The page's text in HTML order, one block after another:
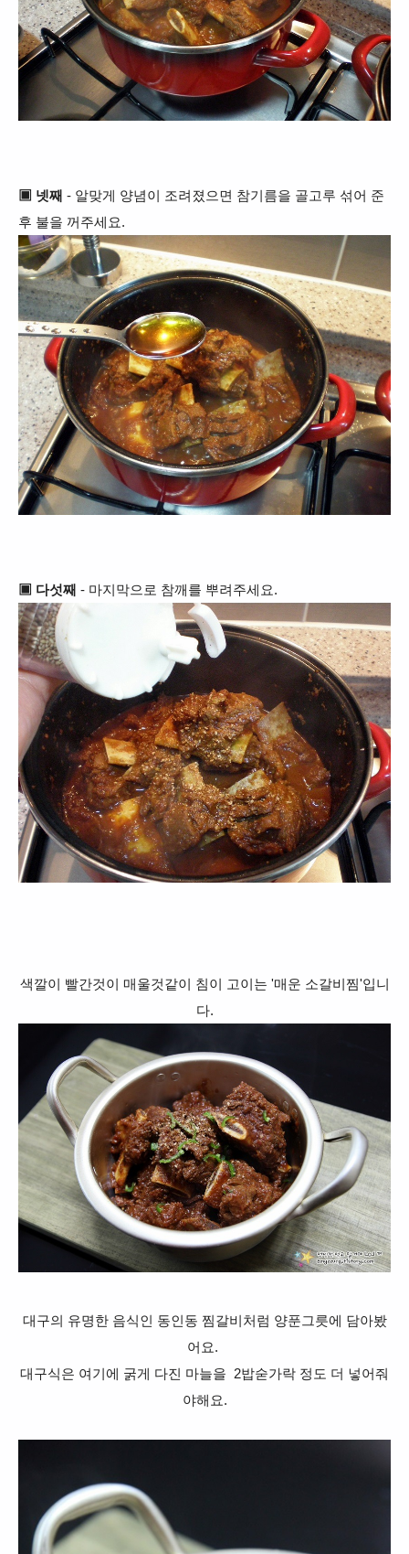
▣ 넷째 - 알맞게 양념이 조려졌으면 참기름을 골고루 섞어 준
후 불을 꺼주세요.
▣ 다섯째 - 마지막으로 참깨를 뿌려주세요.
색깔이 빨간것이 매울것같이 침이 고이는 '매운 소갈비찜'입니
다.
대구의 유명한 음식인 동인동 찜갈비처럼 양푼그릇에 담아봤
어요.
대구식은 여기에 굵게 다진 마늘을 2밥숟가락 정도 더 넣어줘
야해요.